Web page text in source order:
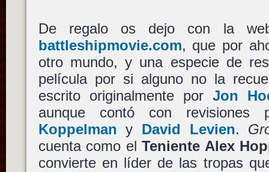
De regalo os dejo con la
battleshipmovie.com, que por
otro mundo, y una especie de
película por si alguno no la
escrito originalmente por Jon
aunque contó con revisiones
Koppelman y David Levien.
cuenta como elTeniente Alex
convierte en líder de las tropas